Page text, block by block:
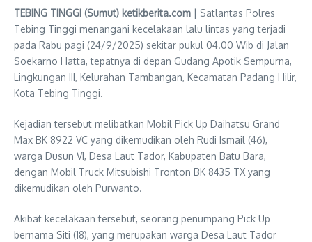
TEBING TINGGI (Sumut) ketikberita.com | Satlantas Polres
Tebing Tinggi menangani kecelakaan lalu lintas yang terjadi
pada Rabu pagi (24/9/2025) sekitar pukul 04.00 Wib di Jalan
Soekarno Hatta, tepatnya di depan Gudang Apotik Sempurna,
Lingkungan III, Kelurahan Tambangan, Kecamatan Padang Hilir,
Kota Tebing Tinggi.
Kejadian tersebut melibatkan Mobil Pick Up Daihatsu Grand
Max BK 8922 VC yang dikemudikan oleh Rudi Ismail (46),
warga Dusun VI, Desa Laut Tador, Kabupaten Batu Bara,
dengan Mobil Truck Mitsubishi Tronton BK 8435 TX yang
dikemudikan oleh Purwanto.
Akibat kecelakaan tersebut, seorang penumpang Pick Up
bernama Siti (18), yang merupakan warga Desa Laut Tador